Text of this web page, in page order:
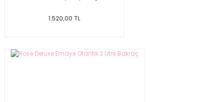
1.520,00 TL